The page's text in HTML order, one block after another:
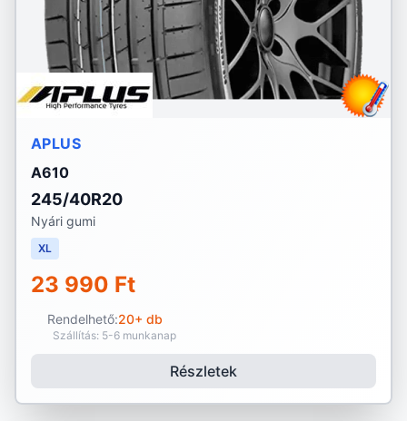
APLUS
A610
245/40R20
Nyári gumi
XL
23 990 Ft
Rendelhető:20+ db
Szállítás: 5-6 munkanap
Részletek